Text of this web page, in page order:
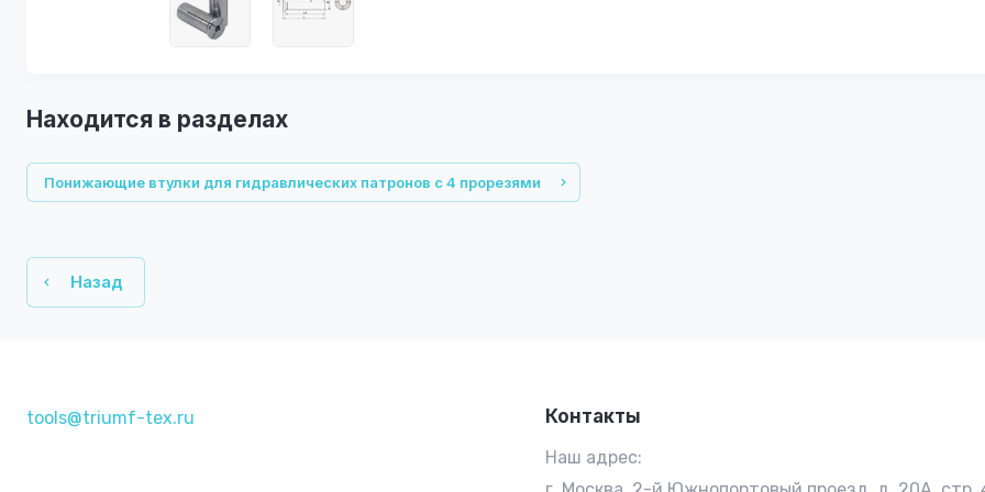
Находится в разделах
Понижающие втулки для гидравлических патронов с 4 прорезями
Назад
tools@triumf-tex.ru Контакты
Наш адрес: